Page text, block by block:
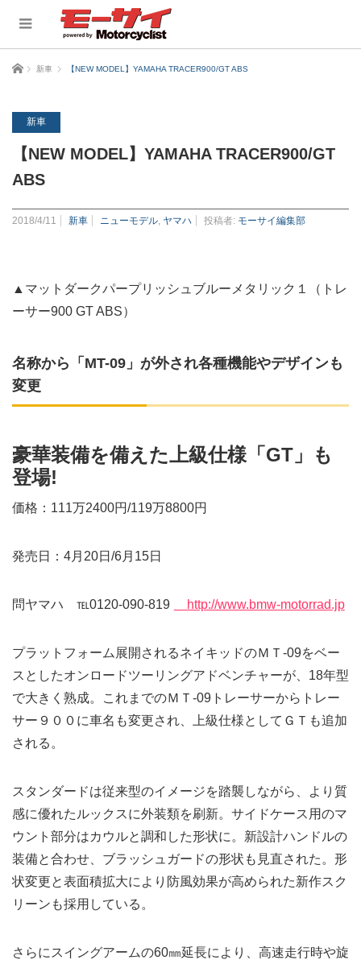
ホーム 新車 【NEW MODEL】YAMAHA TRACER900/GT ABS
新車
【NEW MODEL】YAMAHA TRACER900/GT
ABS
2018/4/11 新車 ニューモデル ヤマハ 投稿者: モーサイ編集部
▲マットダークパープリッシュブルーメタリック１（トレ
ーサー900 GT ABS）
名称から「MT-09」が外され各種機能やデザインも
変更
豪華装備を備えた上級仕様「GT」も
登場!
価格：111万2400円/119万8800円
発売日：4月20日/6月15日
問ヤマハ ℡0120-090-819 http://www.bmw-motorrad.jp
プラットフォーム展開されるネイキッドのＭＴ-09をベー
スとしたオンロードツーリングアドベンチャーが、18年型
で大きく熟成。これまでのＭＴ-09トレーサーからトレー
サー９００に車名も変更され、上級仕様としてＧＴも追加
される。
スタンダードは従来型のイメージを踏襲しながら、より質
感に優れたルックスに外装類を刷新。サイドケース用のマ
ウント部分はカウルと調和した形状に。新設計ハンドルの
装備と合わせ、ブラッシュガードの形状も見直された。形
状変更と表面積拡大により防風効果が高められた新作スク
リーンも採用している。
さらにスイングアームの60㎜延長により、高速走行時や旋